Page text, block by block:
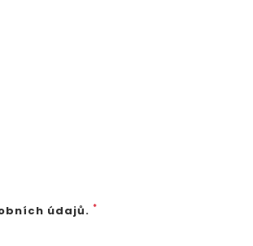
údajů. *